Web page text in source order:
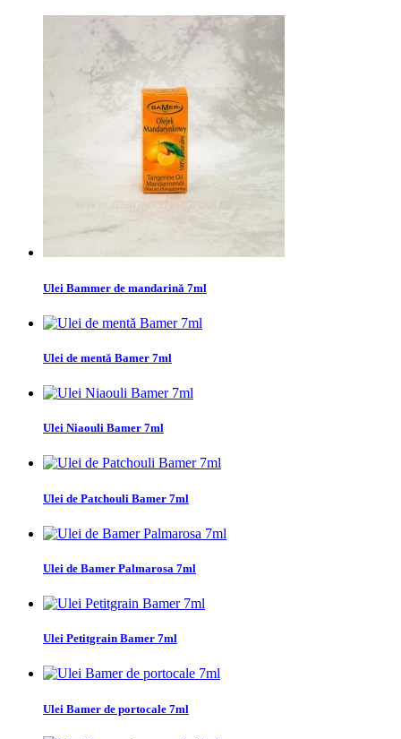
Ulei Bammer de mandarină 7ml
Ulei de mentă Bamer 7ml
Ulei Niaouli Bamer 7ml
Ulei de Patchouli Bamer 7ml
Ulei de Bamer Palmarosa 7ml
Ulei Petitgrain Bamer 7ml
Ulei Bamer de portocale 7ml